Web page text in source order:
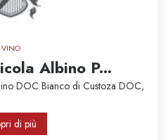
VINO
Albino P...
DOC Bianco di Custoza DOC,
di più